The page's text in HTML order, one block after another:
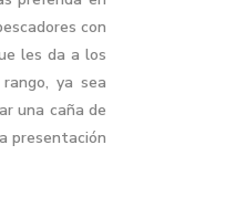
con
les da a los
ya sea
una caña de
presentación